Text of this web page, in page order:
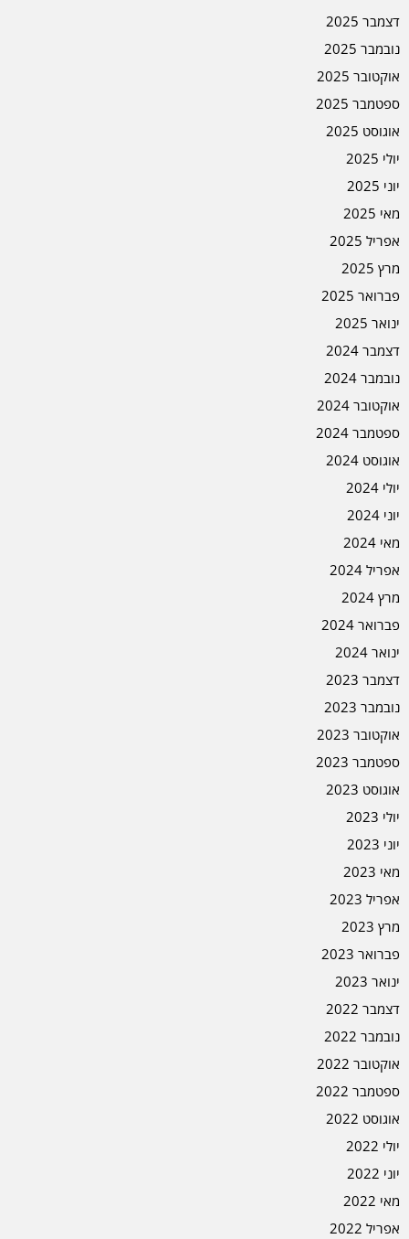
דצמבר 2025
נובמבר 2025
אוקטובר 2025
ספטמבר 2025
אוגוסט 2025
יולי 2025
יוני 2025
מאי 2025
אפריל 2025
מרץ 2025
פברואר 2025
ינואר 2025
דצמבר 2024
נובמבר 2024
אוקטובר 2024
ספטמבר 2024
אוגוסט 2024
יולי 2024
יוני 2024
מאי 2024
אפריל 2024
מרץ 2024
פברואר 2024
ינואר 2024
דצמבר 2023
נובמבר 2023
אוקטובר 2023
ספטמבר 2023
אוגוסט 2023
יולי 2023
יוני 2023
מאי 2023
אפריל 2023
מרץ 2023
פברואר 2023
ינואר 2023
דצמבר 2022
נובמבר 2022
אוקטובר 2022
ספטמבר 2022
אוגוסט 2022
יולי 2022
יוני 2022
מאי 2022
אפריל 2022